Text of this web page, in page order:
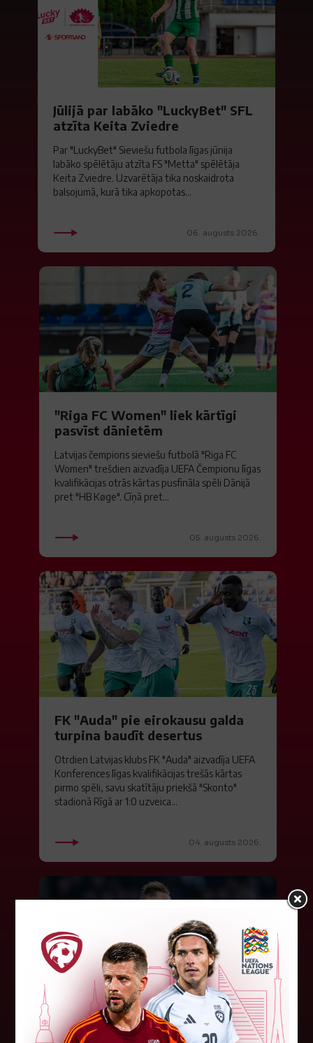
Jūlijā par labāko "LuckyBet" SFL
atzīta Keita Zviedre
Par "LuckyBet" Sieviešu futbola līgas jūnija
labāko spēlētāju atzīta FS "Metta" spēlētāja
Keita Zviedre. Uzvarētāja tika noskaidrota
balsojumā, kurā tika apkopotas...
06. augusts 2026.
"Riga FC Women" liek kārtīgi
pasvīst dānietēm
Latvijas čempions sieviešu futbolā "Riga FC
Women" trešdien aizvadīja UEFA Čempionu līgas
kvalifikācijas otrās kārtas pusfināla spēli Dānijā
pret "HB Køge". Cīņā pret...
05. augusts 2026.
FK "Auda" pie eirokausu galda
turpina baudīt desertus
Otrdien Latvijas klubs FK "Auda" aizvadīja UEFA
Konferences līgas kvalifikācijas trešās kārtas
pirmo spēli, savu skatītāju priekšā "Skonto"
stadionā Rīgā ar 1:0 uzveica...
04. augusts 2026.
Latvijas tiesnešiem uztic darbu